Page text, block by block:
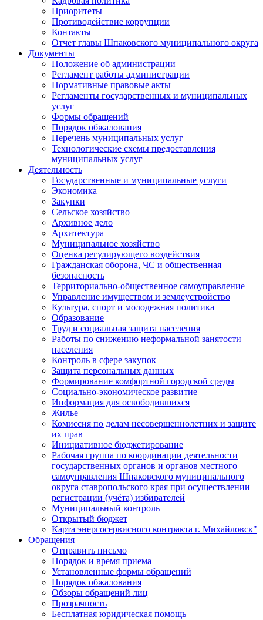
Приоритеты
Противодействие коррупции
Контакты
Отчет главы Шпаковского муниципального округа
Документы
Положение об администрации
Регламент работы администрации
Нормативные правовые акты
Регламенты государственных и муниципальных
услуг
Формы обращений
Порядок обжалования
Перечень муниципальных услуг
Технологические схемы предоставления
муниципальных услуг
Деятельность
Государственные и муниципальные услуги
Экономика
Закупки
Сельское хозяйство
Архивное дело
Архитектура
Муниципальное хозяйство
Оценка регулирующего воздействия
Гражданская оборона, ЧС и общественная
безопасность
Территориально-общественное самоуправление
Управление имуществом и землеустройство
Культура, спорт и молодежная политика
Образование
Труд и социальная защита населения
Работы по снижению неформальной занятости
населения
Контроль в сфере закупок
Защита персональных данных
Формирование комфортной городской среды
Социально-экономическое развитие
Информация для освободившихся
Жилье
Комиссия по делам несовершеннолетних и защите
их прав
Инициативное бюджетирование
Рабочая группа по координации деятельности
государственных органов и органов местного
самоуправления Шпаковского муниципального
округа ставропольского края при осуществлении
регистрации (учёта) избирателей
Муниципальный контроль
Открытый бюджет
Карта энергосервисного контракта г. Михайловск"
Обращения
Отправить письмо
Порядок и время приема
Установленные формы обращений
Порядок обжалования
Обзоры обращений лиц
Прозрачность
Бесплатная юридическая помощь